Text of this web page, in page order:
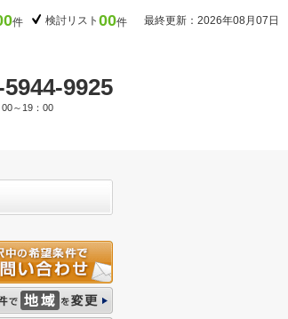
件 検討リスト 00件 最終更新：2026年08月07日
5944-9925
～19：00